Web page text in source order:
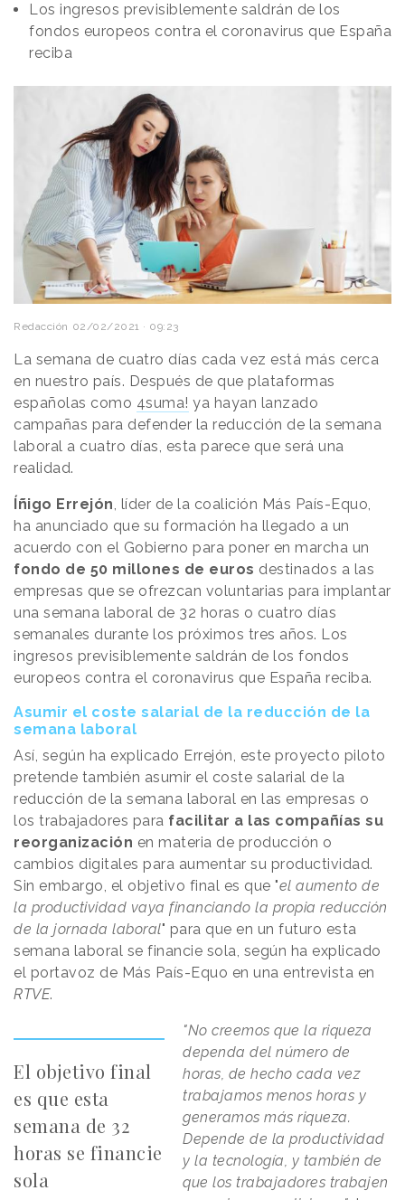
Los ingresos previsiblemente saldrán de los
fondos europeos contra el coronavirus que España
reciba
Redacción 02/02/2021 · 09:23
La semana de cuatro días cada vez está más cerca
en nuestro país. Después de que plataformas
españolas como 4suma! ya hayan lanzado
campañas para defender la reducción de la semana
laboral a cuatro días, esta parece que será una
realidad.
Íñigo Errejón , líder de la coalición Más País-Equo,
ha anunciado que su formación ha llegado a un
acuerdo con el Gobierno para poner en marcha un
fondo de 50 millones de euros destinados a las
empresas que se ofrezcan voluntarias para implantar
una semana laboral de 32 horas o cuatro días
semanales durante los próximos tres años. Los
ingresos previsiblemente saldrán de los fondos
europeos contra el coronavirus que España reciba.
Asumir el coste salarial de la reducción de la
semana laboral
Así, según ha explicado Errejón, este proyecto piloto
pretende también asumir el coste salarial de la
reducción de la semana laboral en las empresas o
los trabajadores para facilitar a las compañías su
reorganización en materia de producción o
cambios digitales para aumentar su productividad.
Sin embargo, el objetivo final es que "el aumento de
la productividad vaya financiando la propia reducción
de la jornada laboral" para que en un futuro esta
semana laboral se financie sola, según ha explicado
el portavoz de Más País-Equo en una entrevista en
RTVE.
El objetivo final
es que esta
semana de 32
horas se financie
sola
"No creemos que la riqueza
dependa del número de
horas, de hecho cada vez
trabajamos menos horas y
generamos más riqueza.
Depende de la productividad
y la tecnología, y también de
que los trabajadores trabajen